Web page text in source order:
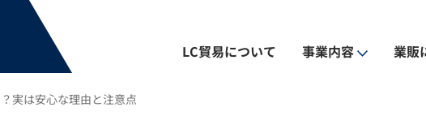
LC貿易について 事業内容 業販
実は安心な理由と注意点